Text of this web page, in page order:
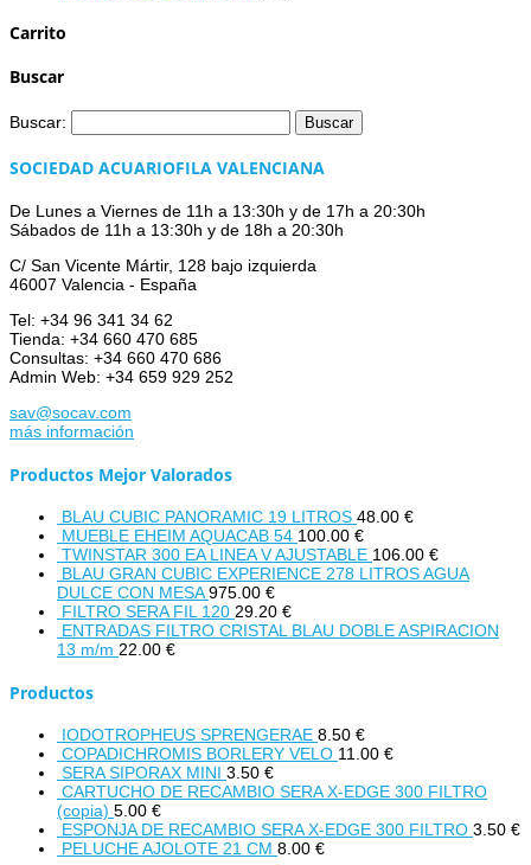
Carrito
Buscar
Buscar:
SOCIEDAD ACUARIOFILA VALENCIANA
De Lunes a Viernes de 11h a 13:30h y de 17h a 20:30h
Sábados de 11h a 13:30h y de 18h a 20:30h
C/ San Vicente Mártir, 128 bajo izquierda
46007 Valencia - España
Tel: +34 96 341 34 62
Tienda: +34 660 470 685
Consultas: +34 660 470 686
Admin Web: +34 659 929 252
sav@socav.com
más información
Productos Mejor Valorados
BLAU CUBIC PANORAMIC 19 LITROS 48.00 €
MUEBLE EHEIM AQUACAB 54 100.00 €
TWINSTAR 300 EA LINEA V AJUSTABLE 106.00 €
BLAU GRAN CUBIC EXPERIENCE 278 LITROS AGUA
DULCE CON MESA 975.00 €
FILTRO SERA FIL 120 29.20 €
ENTRADAS FILTRO CRISTAL BLAU DOBLE ASPIRACION
13 m/m 22.00 €
Productos
IODOTROPHEUS SPRENGERAE 8.50 €
COPADICHROMIS BORLERY VELO 11.00 €
SERA SIPORAX MINI 3.50 €
CARTUCHO DE RECAMBIO SERA X-EDGE 300 FILTRO
(copia) 5.00 €
ESPONJA DE RECAMBIO SERA X-EDGE 300 FILTRO 3.50 €
PELUCHE AJOLOTE 21 CM 8.00 €